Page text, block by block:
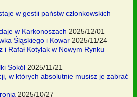
w gestii państw członkowskich
w Karkonoszach 2025/12/01
Śląskiego i Kowar 2025/11/24
Rafał Kotylak w Nowym Rynku
Sokół 2025/11/21
w których absolutnie musisz je zabrać
2025/10/27